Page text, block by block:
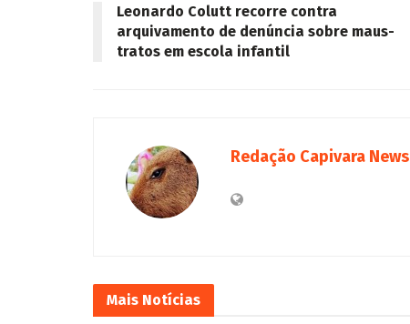
Leonardo Colutt recorre contra
arquivamento de denúncia sobre maus-
tratos em escola infantil
Redação Capivara News
Mais Notícias